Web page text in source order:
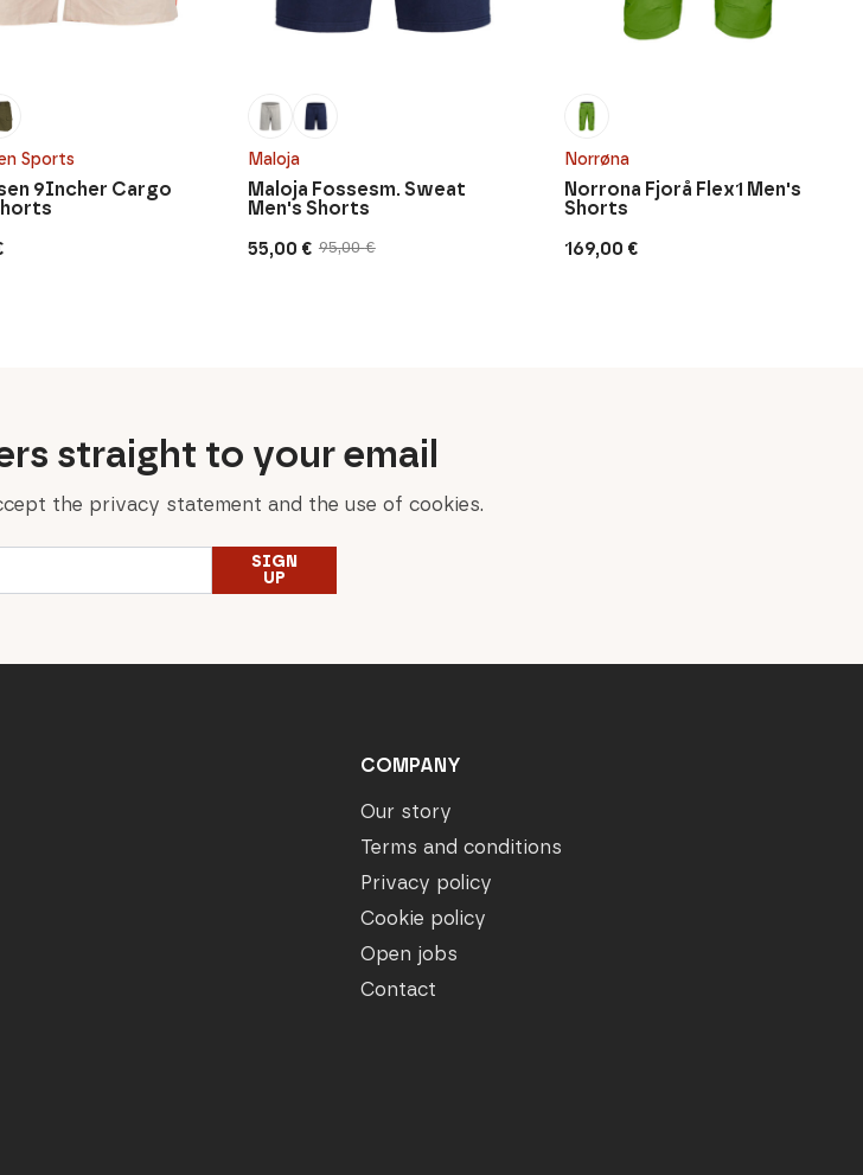
Sports
9Incher Cargo
Maloja
95,00€
Original
55,00 €
Current
Maloja Fossesm. Sweat
Men's Shorts
Norrøna
169,00 €
Norrona Fjorå Flex1 Men's
Shorts
straight to your email
the privacy statement and the use of cookies.
SIGN
UP
COMPANY
Our story
Terms and conditions
Privacy policy
Cookie policy
Open jobs
Contact